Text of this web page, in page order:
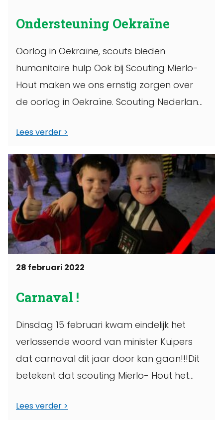
Ondersteuning Oekraïne
Oorlog in Oekraïne, scouts bieden
humanitaire hulp Ook bij Scouting Mierlo-
Hout maken we ons ernstig zorgen over
de oorlog in Oekraïne. Scouting Nederland
Lees verder
28 februari 2022
Carnaval !
Dinsdag 15 februari kwam eindelijk het
verlossende woord van minister Kuipers
dat carnaval dit jaar door kan gaan!!!Dit
betekent dat scouting Mierlo- Hout het
Lees verder